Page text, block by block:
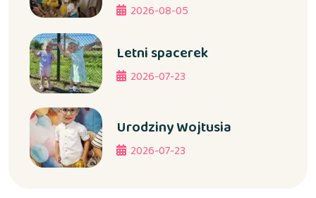
2026-08-05
Letni spacerek
2026-07-23
Urodziny Wojtusia
2026-07-23